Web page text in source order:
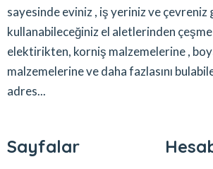
sayesinde eviniz , iş yeriniz ve
kullanabileceğiniz el aletlerinden
elektirikten, korniş malzemelerine ,
malzemelerine ve daha fazlasını
adres...
Sayfalar